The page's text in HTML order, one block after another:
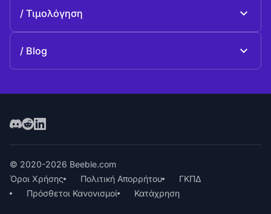
Ιστορία
Επικοινωνία
Τιμολόγηση
Blog
© 2020-2026 Beeble.com
Όροι Χρήσης
Πολιτική Απορρήτου
ΓΚΠΔ
Πρόσθετοι Κανονισμοί
Κατάχρηση